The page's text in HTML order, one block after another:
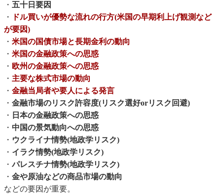
・ 五十日要因
・
ドル買いが優勢な流れの行方(米国の早期利上げ観測など
が要因)
・ 米国の国債市場と長期金利の動向
・ 米国の金融政策への思惑
・ 欧州の金融政策への思惑
・ 主要な株式市場の動向
・ 金融当局者や要人による発言
・ 金融市場のリスク許容度(リスク選好orリスク回避)
・ 日本の金融政策への思惑
・ 中国の景気動向への思惑
・ ウクライナ情勢(地政学リスク)
・ イラク情勢(地政学リスク)
・パレスチナ情勢(地政学リスク)
・ 金や原油などの商品市場の動向
などの要因が重要。